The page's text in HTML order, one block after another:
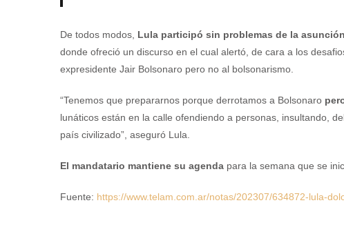
De todos modos, Lula participó sin problemas de la
donde ofreció un discurso en el cual alertó, de cara a los
expresidente Jair Bolsonaro pero no al bolsonarismo.
“Tenemos que prepararnos porque derrotamos a Bolsonaro
lunáticos están en la calle ofendiendo a personas, insultando,
país civilizado”, aseguró Lula.
El mandatario mantiene su agenda para la semana que se
Fuente: https://www.telam.com.ar/notas/202307/634872-lula-